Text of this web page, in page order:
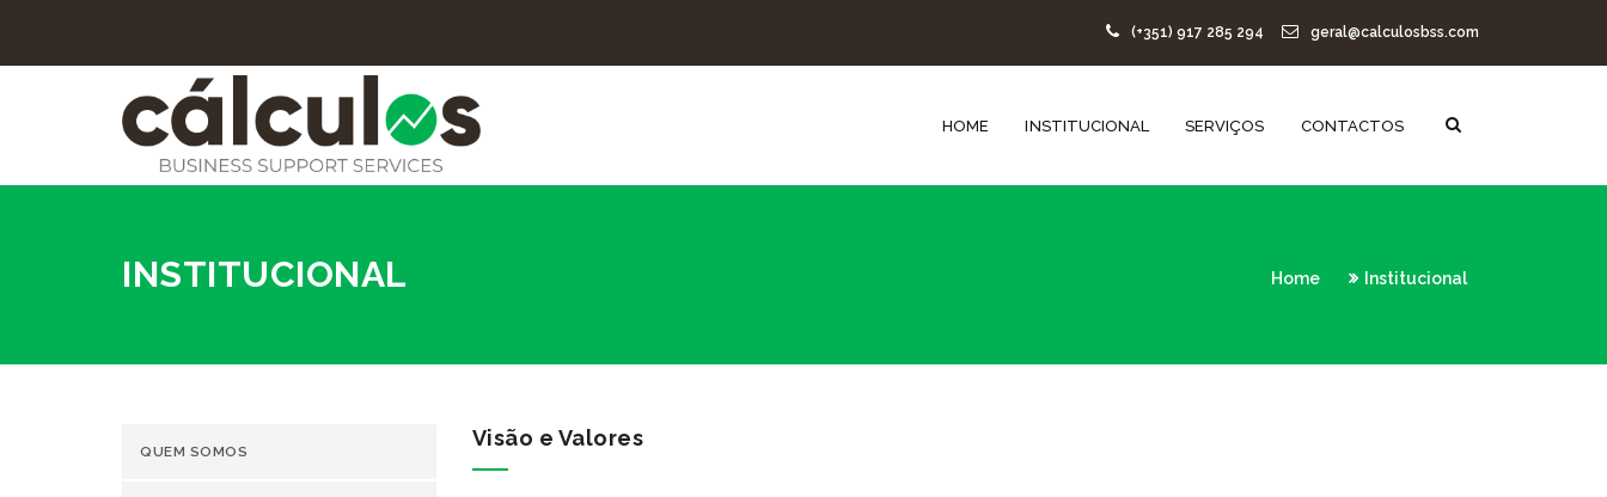
(+351) 917 285 294 geral@calculosbss.com
HOME INSTITUCIONAL SERVIÇOS CONTACTOS
INSTITUCIONAL Home Institucional
Visão e Valores
QUEM SOMOS